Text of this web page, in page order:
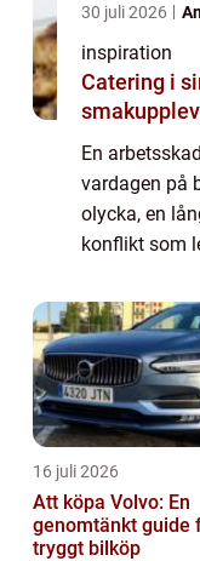
30 juli 2026
inspiration
Catering i
En
vardagen på
olycka, en
konflikt som
Samtidigt
försäkringar
16 juli 2026
Att köpa Volvo: En
genomtänkt guide
tryggt bilköp